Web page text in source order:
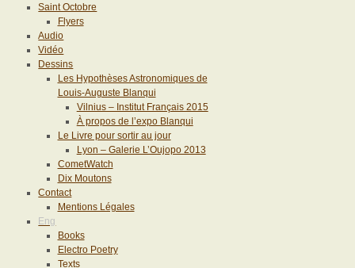
Saint Octobre
Flyers
Audio
Vidéo
Dessins
Les Hypothèses Astronomiques de
Louis-Auguste Blanqui
Vilnius – Institut Français 2015
À propos de l’expo Blanqui
Le Livre pour sortir au jour
Lyon – Galerie L’Oujopo 2013
CometWatch
Dix Moutons
Contact
Mentions Légales
Eng
Books
Electro Poetry
Texts